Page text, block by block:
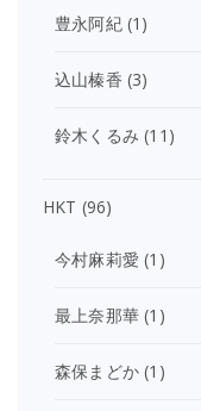
豊永阿紀(1)
込山榛香 (3)
鈴木くるみ (11)
HKT (96)
今村麻莉愛 (1)
最上奈那華 (1)
森保まどか (1)